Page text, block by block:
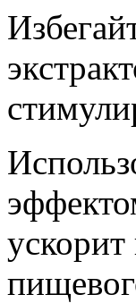
ускорит